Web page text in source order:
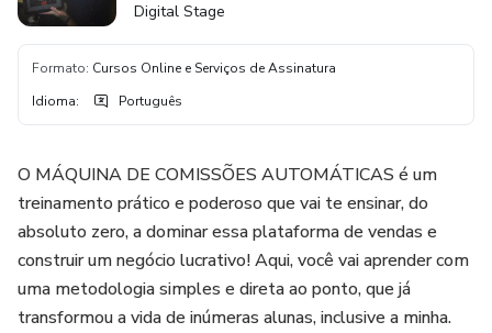
Digital Stage
Formato: Cursos Online e Serviços de Assinatura
Idioma: Português
O MÁQUINA DE COMISSÕES AUTOMÁTICAS é um
treinamento prático e poderoso que vai te ensinar, do
absoluto zero, a dominar essa plataforma de vendas e
construir um negócio lucrativo! Aqui, você vai aprender com
uma metodologia simples e direta ao ponto, que já
transformou a vida de inúmeras alunas, inclusive a minha.